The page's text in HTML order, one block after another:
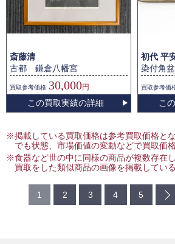
斎藤清
古都 鎌倉八幡宮
買取参考価格 30,000円
この買取実績の詳細
初代 平
染付角
買取参考価
こ
※掲載している買取価格は参考買取価格と
でも状態、市場価値の変動などで買取価
※食器など世の中に同様の商品が複数存在
買取をした類似商品の画像を掲載してい
1 2 3 4 5